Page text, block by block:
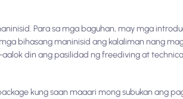
Para sa mga baguhan, may mga
bihasang maninisid ang kalaliman nang
din ang pasilidad ng freediving at
kung saan maaari mong subukan ang